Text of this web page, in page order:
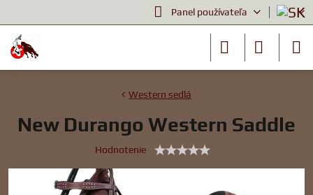
Panel používateľa
Western sedlá
New Durango Western Saddle
Hodnotenie